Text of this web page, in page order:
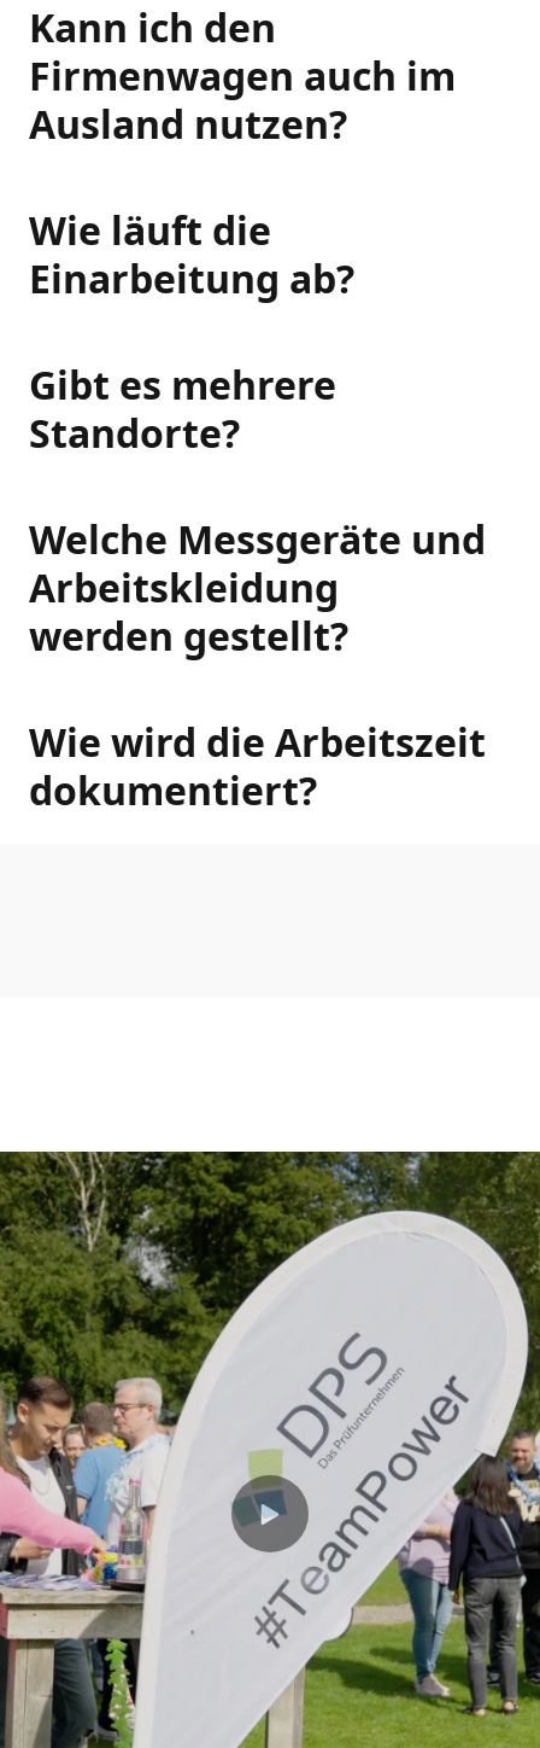
Kann ich den
Firmenwagen auch im
Ausland nutzen?
Wie läuft die
Einarbeitung ab?
Gibt es mehrere
Standorte?
Welche Messgeräte und
Arbeitskleidung
werden gestellt?
Wie wird die Arbeitszeit
dokumentiert?